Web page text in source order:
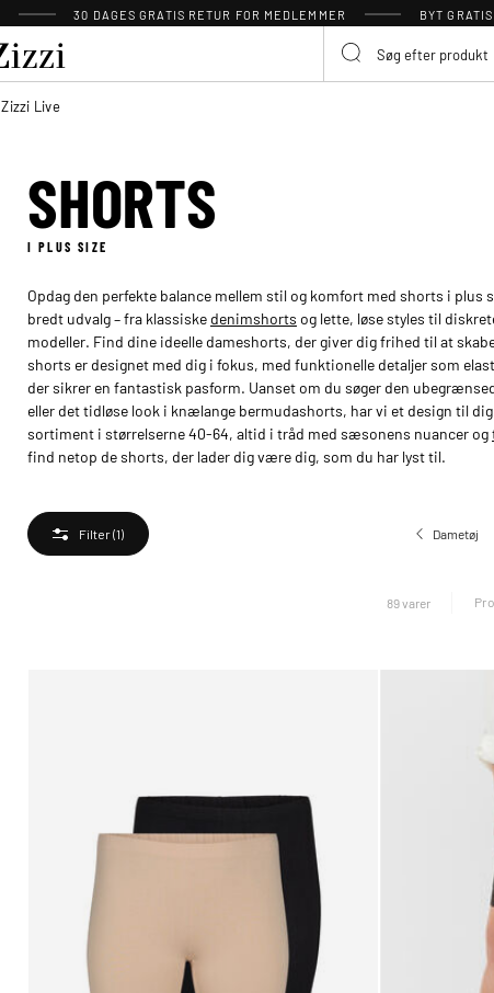
30 DAGES GRATIS RETUR FOR MEDLEMMER BYT
Zizzi Live
SHORTS
I PLUS SIZE
Opdag den perfekte balance mellem stil og komfort med shorts i plus
bredt udvalg – fra klassiske denimshorts og lette, løse styles til
modeller. Find dine ideelle dameshorts, der giver dig frihed til at
shorts er designet med dig i fokus, med funktionelle detaljer som
der sikrer en fantastisk pasform. Uanset om du søger den
eller det tidløse look i knælange bermudashorts, har vi et design til
sortiment i størrelserne 40-64, altid i tråd med sæsonens nuancer og
find netop de shorts, der lader dig være dig, som du har lyst til.
Filter(1) Dametøj
89 varer